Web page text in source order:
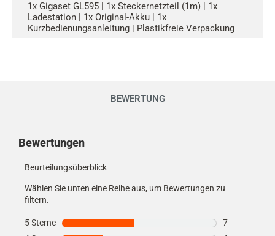
1x Gigaset GL595 | 1x Steckernetzteil (1m) | 1x
Ladestation | 1x Original-Akku | 1x
Kurzbedienungsanleitung | Plastikfreie Verpackung
BEWERTUNG
Bewertungen
Beurteilungsüberblick
Wählen Sie unten eine Reihe aus, um Bewertungen zu
filtern.
5 Sterne Sterne
7